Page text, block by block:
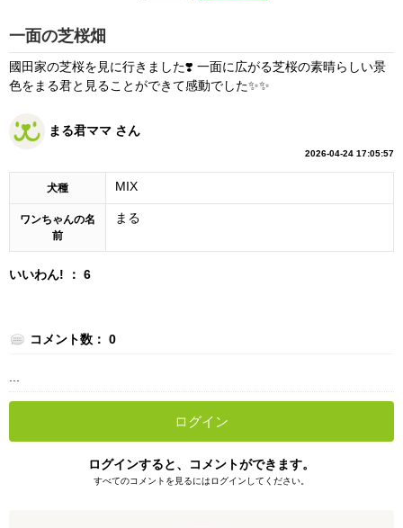
一面の芝桜畑
國田家の芝桜を見に行きました❣️ 一面に広がる芝桜の素晴らしい景
色をまる君と見ることができて感動でした✨✨
まる君ママ さん
2026-04-24 17:05:57
犬種 MIX
ワンちゃんの名
前
まる
いいわん! ： 6
コメント数： 0
ログイン
ログインすると、コメントができます。
すべてのコメントを見るにはログインしてください。